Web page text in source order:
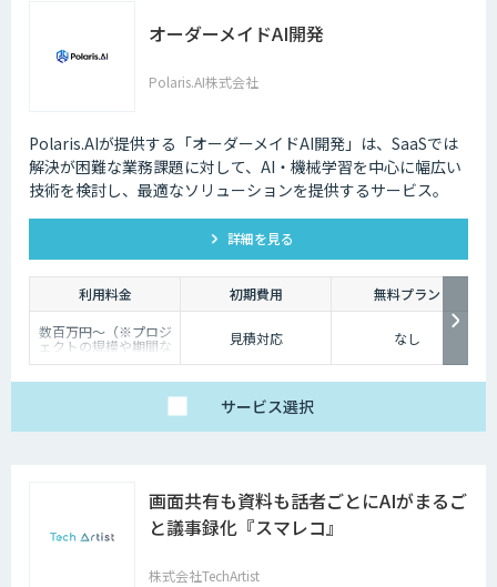
オーダーメイドAI開発
Polaris.AI株式会社
Polaris.AIが提供する「オーダーメイドAI開発」は、SaaSでは
解決が困難な業務課題に対して、AI・機械学習を中心に幅広い
技術を検討し、最適なソリューションを提供するサービス。
詳細を見る
利用料金 初期費用
無料プラン
数百万円～（※プロジ
ェクトの規模や期間な
どに応じて変動するた
見積対応 なし
サービス選択
画面共有も資料も話者ごとにAIがまるご
と議事録化『スマレコ』
株式会社TechArtist